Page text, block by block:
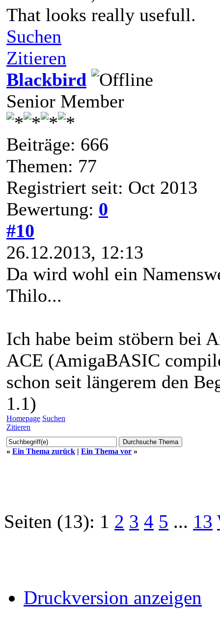
That looks really usefull.
Suchen
Zitieren
Blackbird
Senior Member
Beiträge: 666
Themen: 77
Registriert seit: Oct 2013
Bewertung: 0
#10
26.12.2013, 12:13
Da wird wohl ein
Thilo...
Ich habe beim stöbern bei
ACE (AmigaBASIC
schon seit längerem den
1.1)
Homepage Suchen
Zitieren
« Ein Thema zurück | Ein Thema vor »
Seiten (13): 1 2 3 4 5 ... 13
Druckversion anzeigen